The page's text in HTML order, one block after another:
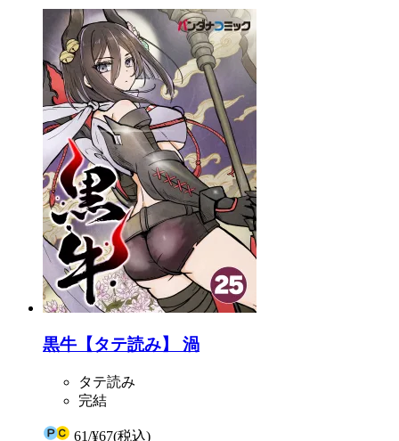
黒牛【タテ読み】 渦
タテ読み
完結
61/¥67(税込)